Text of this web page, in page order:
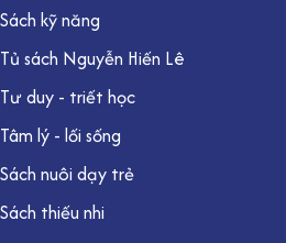
Sách kỹ năng
Tủ sách Nguyễn Hiến Lê
Tư duy - triết học
Tâm lý - lối sống
Sách nuôi dạy trẻ
Sách thiếu nhi